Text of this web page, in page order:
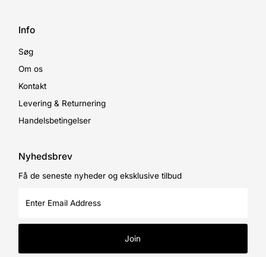
Info
Søg
Om os
Kontakt
Levering & Returnering
Handelsbetingelser
Nyhedsbrev
Få de seneste nyheder og eksklusive tilbud
Email
Join